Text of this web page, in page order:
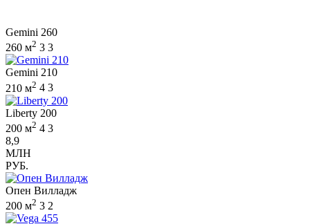
Gemini 260
260 м2 3 3
Gemini 210
210 м2 4 3
Liberty 200
200 м2 4 3
8,9
МЛН
РУБ.
Опен Вилладж
200 м2 3 2